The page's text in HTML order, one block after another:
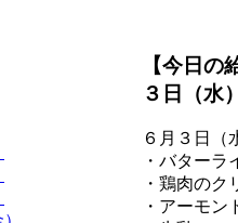
【今日の
３日（水
６月３日（
・バターラ
・鶏肉のク
・アーモン